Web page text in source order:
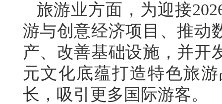
旅游业方面，为迎接
游与创意经济项目、推动
产、改善基础设施，并开
元文化底蕴打造特色旅
长，吸引更多国际游客。